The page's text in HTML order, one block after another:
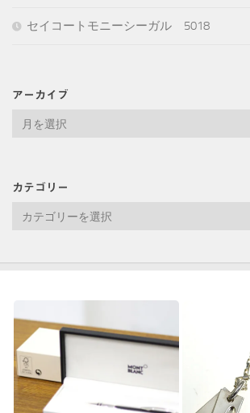
セイコートモニーシーガル 5018
アーカイブ
ブ
カテゴリー
リ